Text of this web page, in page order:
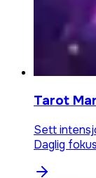
Tarot
Sett
Daglig